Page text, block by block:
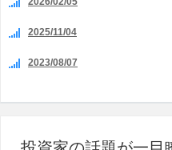
2025/11/04
2023/08/07